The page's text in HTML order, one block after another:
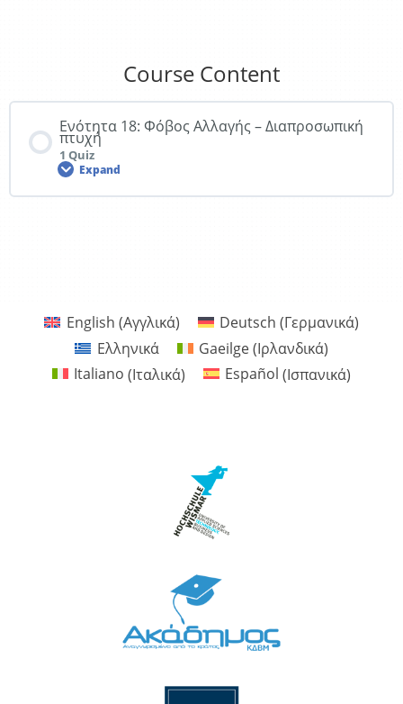
Course Content
Ενότητα 18: Φόβος Αλλαγής – Διαπροσωπική
πτυχή
1 Quiz
Expand
English (Αγγλικά) Deutsch (Γερμανικά)
Ελληνικά
Gaeilge(Ιρλανδικά)
Italiano (Ιταλικά) Español (Ισπανικά)